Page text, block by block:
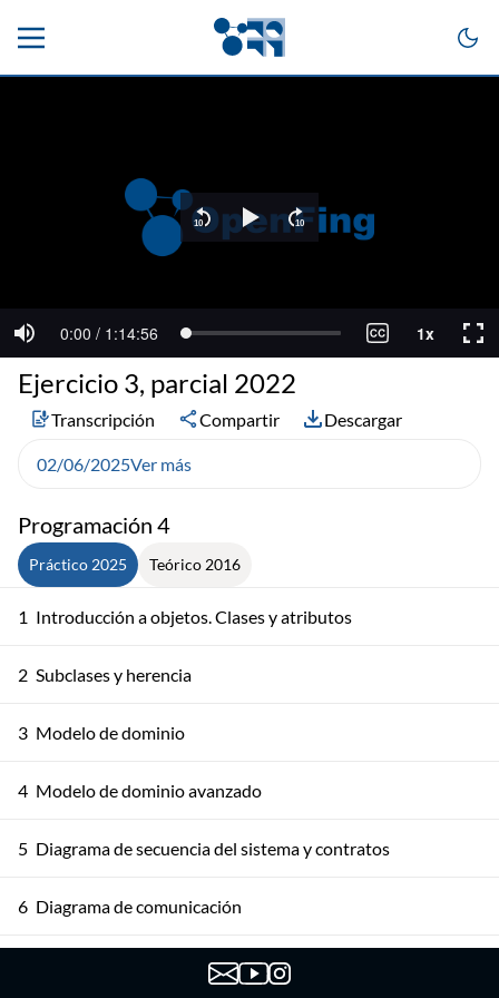
Programación 4
Práctico 2025 Teórico 2016
1 Introducción a objetos. Clases y atributos
2 Subclases y herencia
3 Modelo de dominio
4 Modelo de dominio avanzado
5 Diagrama de secuencia del sistema y contratos
6 Diagrama de comunicación
Diagrama de comunicación y Diagrama de clases de diseño
Ejercicio 3, parcial 2022
Transcripción Compartir Descargar
02/06/2025Ver más